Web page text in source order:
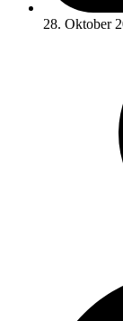
28. Oktober